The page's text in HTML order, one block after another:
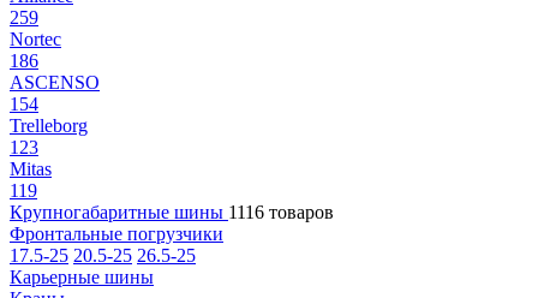
259
Nortec
186
ASCENSO
154
Trelleborg
123
Mitas
119
Крупногабаритные шины 1116 товаров
Фронтальные погрузчики
17.5-25 20.5-25 26.5-25
Карьерные шины